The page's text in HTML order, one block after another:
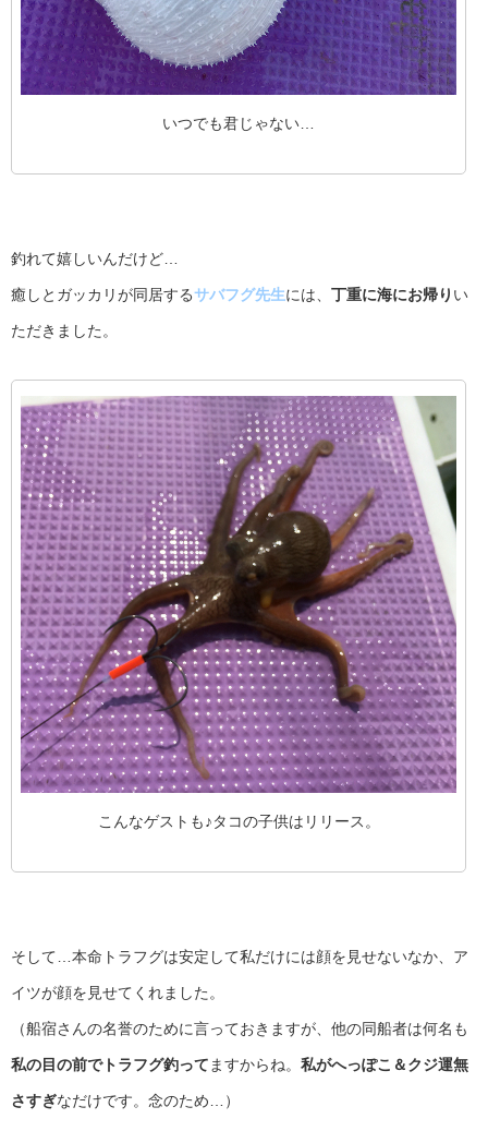
いつでも君じゃない…
釣れて嬉しいんだけど…
癒しとガッカリが同居するサバフグ先生には、 丁重に海にお帰り い
ただきました。
こんなゲストも♪タコの子供はリリース。
そして…本命トラフグは安定して私だけには顔を見せないなか、ア
イツが顔を見せてくれました。
（船宿さんの名誉のために言っておきますが、他の同船者は何名も
私の目の前でトラフグ釣って ますからね。 私がへっぽこ＆クジ運無
さすぎなだけです。念のため…）